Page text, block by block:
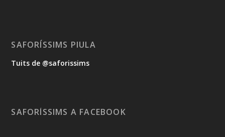
SAFORÍSSIMS PIULA
Tuits de @saforissims
SAFORÍSSIMS A FACEBOOK